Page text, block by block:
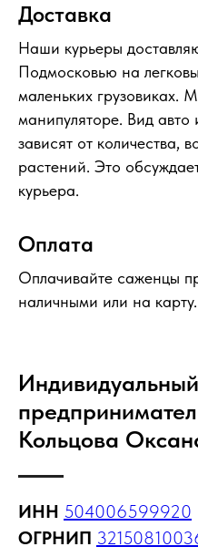
Доставка
Наши курьеры
Подмосковью на
маленьких грузовиках.
манипуляторе. Вид авто
зависят от количества,
растений. Это
курьера.
Оплата
Оплачивайте саженцы
наличными или на карту.
Индивидуальный
Кольцова
ИНН 504006599920
ОГРНИП